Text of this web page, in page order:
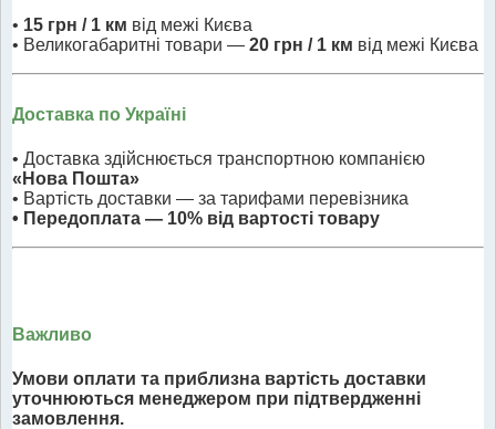
• 15 грн / 1 км від межі Києва
• Великогабаритні товари — 20 грн / 1 км від межі Києва
Доставка по Україні
• Доставка здійснюється транспортною компанією
«Нова Пошта»
• Вартість доставки — за тарифами перевізника
• Передоплата — 10% від вартості товару
Важливо
Умови оплати та приблизна вартість доставки
уточнюються менеджером при підтвердженні
замовлення.